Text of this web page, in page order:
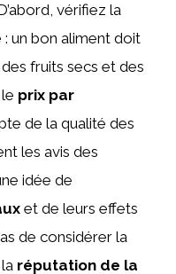
vérifiez la
: un bon aliment doit
fruits secs et des
prix par
de la qualité des
les avis des
idée de
et de leurs effets
de considérer la
réputation de la